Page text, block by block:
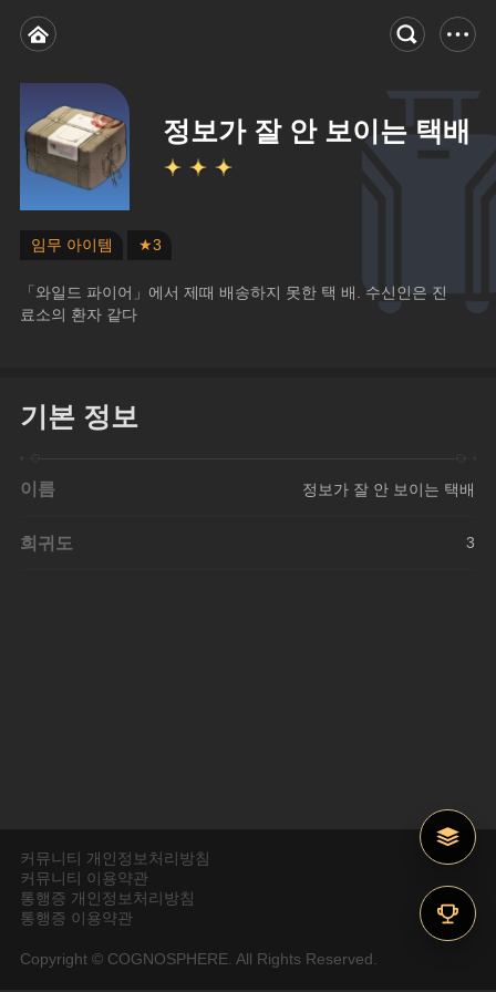
정보가 잘 안 보이는 택배
임무 아이템 ★3
「와일드 파이어」에서 제때 배송하지 못한 택 배. 수신인은 진
료소의 환자 같다
기본 정보
이름 정보가 잘 안 보이는 택배
희귀도 3
커뮤니티 개인정보처리방침
커뮤니티 이용약관
통행증 개인정보처리방침
통행증 이용약관
Copyright © COGNOSPHERE. All Rights Reserved.